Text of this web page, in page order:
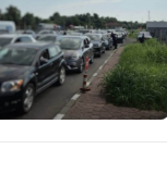
de
de viitor
Moldova